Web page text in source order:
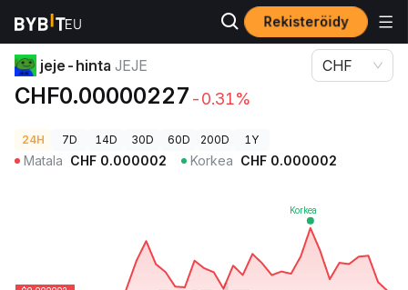
Rekisteröidy
Kryptohinnat
jeje-hinta JEJE
CHF0.00000227 -0.31%
CHF
24H 7D 14D 30D 60D 200D 1Y
Matala CHF 0.000002 Korkea CHF 0.000002